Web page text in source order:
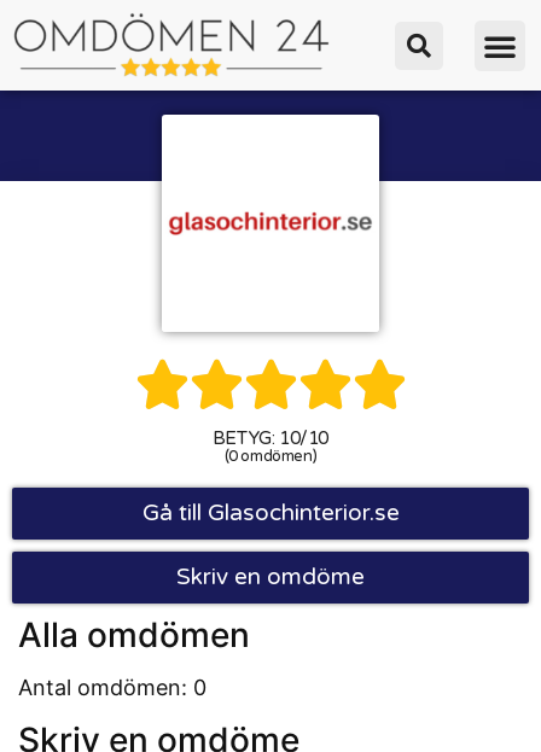

BETYG: 10/10
(0 omdömen)
Gå till Glasochinterior.se
Skriv en omdöme
Alla omdömen
Antal omdömen: 0
Skriv en omdöme